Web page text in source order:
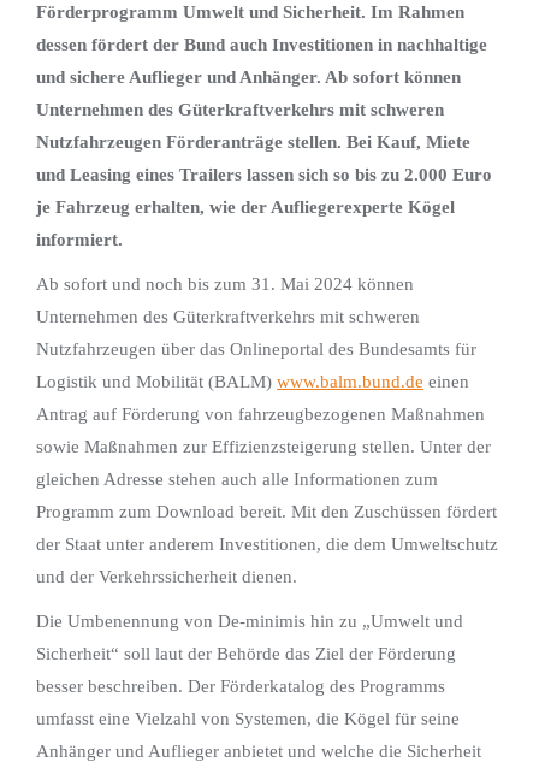
Förderprogramm Umwelt und Sicherheit. Im Rahmen
dessen fördert der Bund auch Investitionen in nachhaltige
und sichere Auflieger und Anhänger. Ab sofort können
Unternehmen des Güterkraftverkehrs mit schweren
Nutzfahrzeugen Förderanträge stellen. Bei Kauf, Miete
und Leasing eines Trailers lassen sich so bis zu 2.000 Euro
je Fahrzeug erhalten, wie der Aufliegerexperte Kögel
informiert.
Ab sofort und noch bis zum 31. Mai 2024 können
Unternehmen des Güterkraftverkehrs mit schweren
Nutzfahrzeugen über das Onlineportal des Bundesamts für
Logistik und Mobilität (BALM) www.balm.bund.de einen
Antrag auf Förderung von fahrzeugbezogenen Maßnahmen
sowie Maßnahmen zur Effizienzsteigerung stellen. Unter der
gleichen Adresse stehen auch alle Informationen zum
Programm zum Download bereit. Mit den Zuschüssen fördert
der Staat unter anderem Investitionen, die dem Umweltschutz
und der Verkehrssicherheit dienen.
Die Umbenennung von De-minimis hin zu „Umwelt und
Sicherheit“ soll laut der Behörde das Ziel der Förderung
besser beschreiben. Der Förderkatalog des Programms
umfasst eine Vielzahl von Systemen, die Kögel für seine
Anhänger und Auflieger anbietet und welche die Sicherheit